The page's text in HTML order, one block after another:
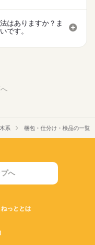
はありますか？ま
です。
系 梱包・仕分け・検品の一覧
へ
っととは